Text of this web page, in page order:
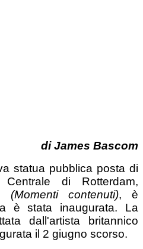
di James Bascom
statua pubblica posta di
di Rotterdam,
(Momenti contenuti), è
è stata inaugurata. La
dall'artista britannico
il 2 giugno scorso.